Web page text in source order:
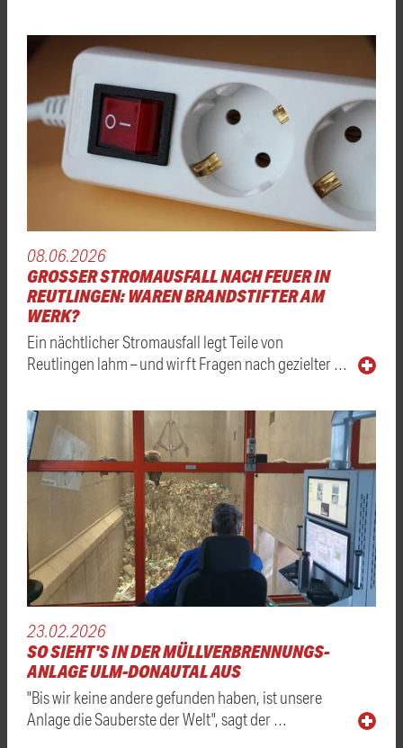
08.06.2026
GROSSER STROMAUSFALL NACH FEUER IN R
EUTLINGEN: WAREN BRANDSTIFTER AM W
ERK?
Ein nächtlicher Stromausfall legt Teile von
Reutlingen lahm – und wirft Fragen nach gezielter …
23.02.2026
SO SIEHT'S IN DER MÜLLVERBRENNUNGS-
ANLAGE ULM-DONAUTAL AUS
"Bis wir keine andere gefunden haben, ist unsere
Anlage die Sauberste der Welt", sagt der …